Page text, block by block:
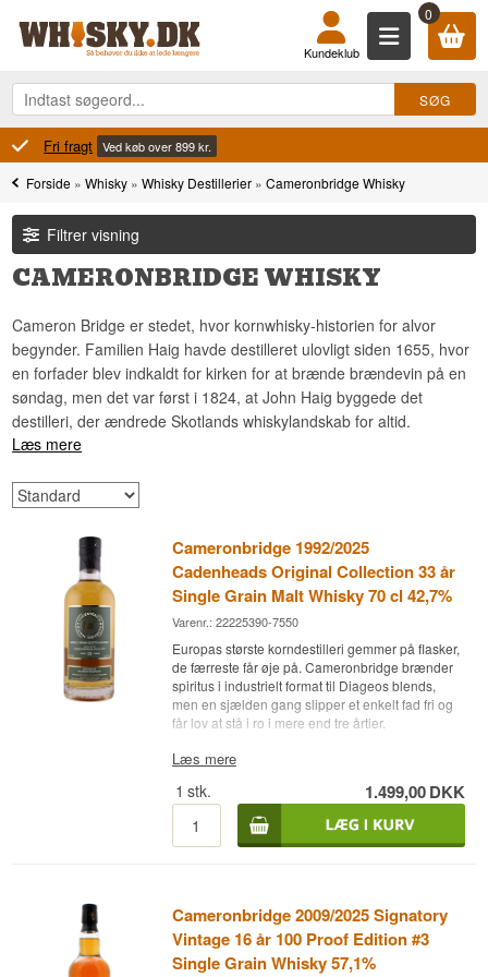
0
Kundeklub
over 899 kr.
Forside »Whisky »Whisky Destillerier »Cameronbridge Whisky
Filtrer visning
CAMERONBRIDGE WHISKY
Cameron Bridge er stedet, hvor kornwhisky-historien for alvor
begynder. Familien Haig havde destilleret ulovligt siden 1655, hvor
en forfader blev indkaldt for kirken for at brænde brændevin på en
søndag, men det var først i 1824, at John Haig byggede det
destilleri, der ændrede Skotlands whiskylandskab for altid.
Læs mere
Cameronbridge 1992/2025
Cadenheads Original Collection 33 år
Single Grain Malt Whisky 70 cl 42,7%
Varenr.: 22225390-7550
Europas største korndestilleri gemmer på flasker,
de færreste får øje på. Cameronbridge brænder
spiritus i industrielt format til Diageos blends,
men en sjælden gang slipper et enkelt fad fri og
får lov at stå i ro i mere end tre årtier.
Ekspertens beskrivelse
Cameronbridge 1992/2025 Cadenheads Original
Collection 33 år er en Single Grain Scotch
Whisky modnet på Bourbon Hogsheads og
aftappet ved 42,7 %.
største korndestilleri og leverer hovedparten af
Diageos kornspiritus til blends som Johnnie
Walker og Bell's. Single grain-aftapninger fra
destilleriet er sjældne i sig selv, og en med 33 år
Læs mere
1 stk. 1.499,00DKK
Cameronbridge 2009/2025 Signatory
Vintage 16 år 100 Proof Edition #3
Single Grain Whisky 57,1%